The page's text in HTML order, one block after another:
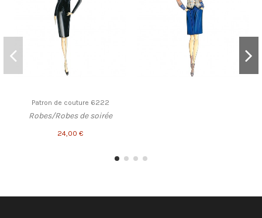
Patron de couture 6222
Robes/Robes de soirée
24,00 €